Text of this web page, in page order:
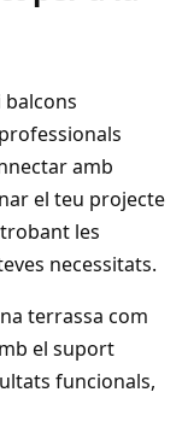
amb
el teu projecte
les
necessitats.
terrassa com
el suport
funcionals,